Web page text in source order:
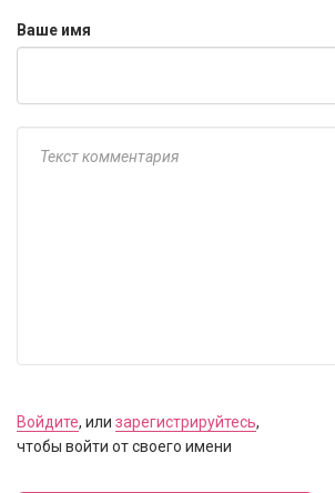
Ваше имя
Войдите, или зарегистрируйтесь,
чтобы войти от своего имени